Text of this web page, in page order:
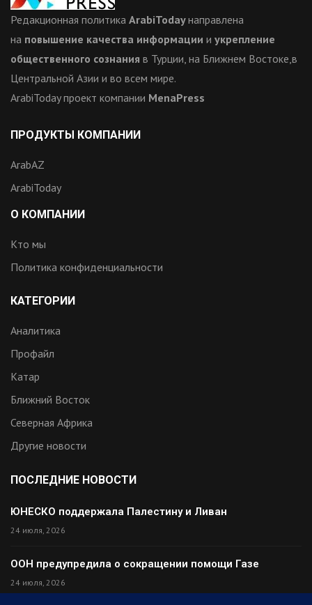
Редакционная политика ArabiTodayнаправлена
на повышение качества информации и укрепление
общественного сознания в Турции, на Ближнем Востоке,в
Центральной Азии и во всем мире.
ArabiToday проект компании MenaPress
ПРОДУКТЫ КОМПАНИИ
ArabAZ
ArabiToday
О КОМПАНИИ
Кто мы
Политика конфиденциальности
КАТЕГОРИИ
Аналитика
Профайл
Катар
Ближний Восток
Северная Африка
Другие новости
ПОСЛЕДНИЕ НОВОСТИ
ЮНЕСКО поддержала Палестину и Ливан
24 июля, 2026
ООН предупредила о сокращении помощи Газе
24 июля, 2026